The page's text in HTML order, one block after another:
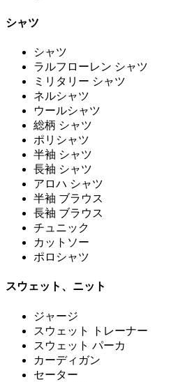
シャツ
シャツ
ラルフローレン シャツ
ミリタリー シャツ
ネルシャツ
ウールシャツ
総柄 シャツ
ポリシャツ
半袖 シャツ
長袖 シャツ
アロハ シャツ
半袖 ブラウス
長袖 ブラウス
チュニック
カットソー
ポロシャツ
スウェット、ニット
ジャージ
スウェット トレーナー
スウェット パーカ
カーディガン
セーター